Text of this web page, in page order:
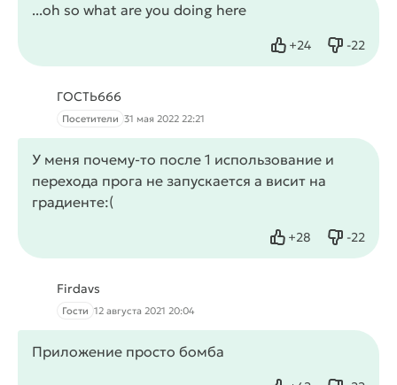
...oh so what are you doing here
+24
Нравится -22
Не
ГОСТЬ666
Посетители 31 мая 2022 22:21
У меня почему-то после 1 использование и
перехода прога не запускается а висит на
градиенте:(
+28
Нравится -22
Не
Firdavs
Гости 12 августа 2021 20:04
Приложение просто бомба